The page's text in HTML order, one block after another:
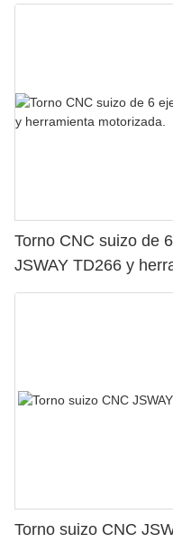
Torno CNC suizo de
JSWAY TD266 y
Torno suizo CNC